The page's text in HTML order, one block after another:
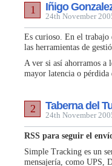
Iñigo
24th November
1
Es curioso. En el trabajo
las herramientas de
A ver si así ahorramos a
mayor latencia o pérdida
Taberna del
24th November
2
RSS para seguir el
Simple Tracking es un
mensajería, como UPS,